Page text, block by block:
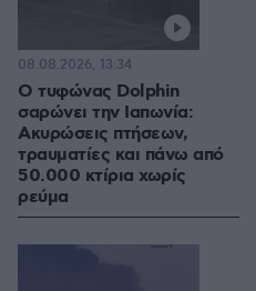
Ο τυφώνας Dolphin
σαρώνει την Ιαπωνία:
Ακυρώσεις πτήσεων,
τραυματίες και πάνω από
50.000 κτίρια χωρίς
ρεύμα
08.08.2026, 13:34